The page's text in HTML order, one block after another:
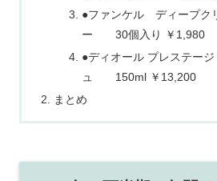
●ファンケル ディープク
ー 30個入り ￥1,980
●ディオール プレステー
ュ 150ml ￥13,200
まとめ